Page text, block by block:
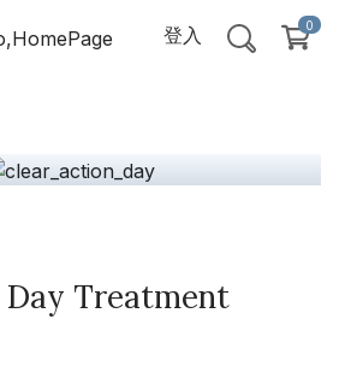
登入 0
Treatment